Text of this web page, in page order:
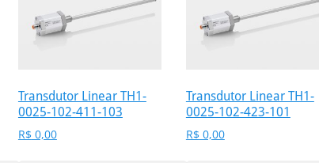
Transdutor Linear TH1-
0025-102-411-103
R$ 0,00
Transdutor Linear TH1-
0025-102-423-101
R$ 0,00